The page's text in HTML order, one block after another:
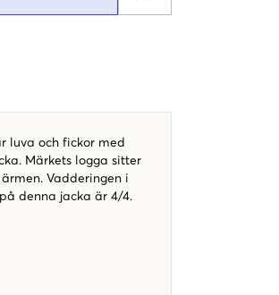
luva och fickor med
Märkets logga sitter
Vadderingen i
denna jacka är 4/4.